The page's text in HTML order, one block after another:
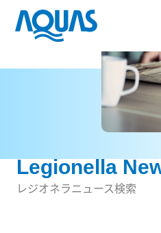
Legionella
レジオネラニュース検索